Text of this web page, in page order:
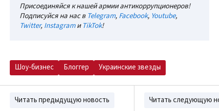
Присоединяйся к нашей армии антикоррупционеров!
Подписуйся на нас в Telegram, Facebook, Youtube,
Twitter, InstagramиTikTok!
Шоу-бизнес Блоггер Украинские звезды
Читать предыдущую новость Читать следующую